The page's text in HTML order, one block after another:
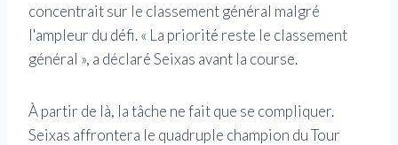
concentrait sur le classement général malgré
l'ampleur du défi. « La priorité reste le classement
général », a déclaré Seixas avant la course.
À partir de là, la tâche ne fait que se compliquer.
Seixas affrontera le quadruple champion du Tour